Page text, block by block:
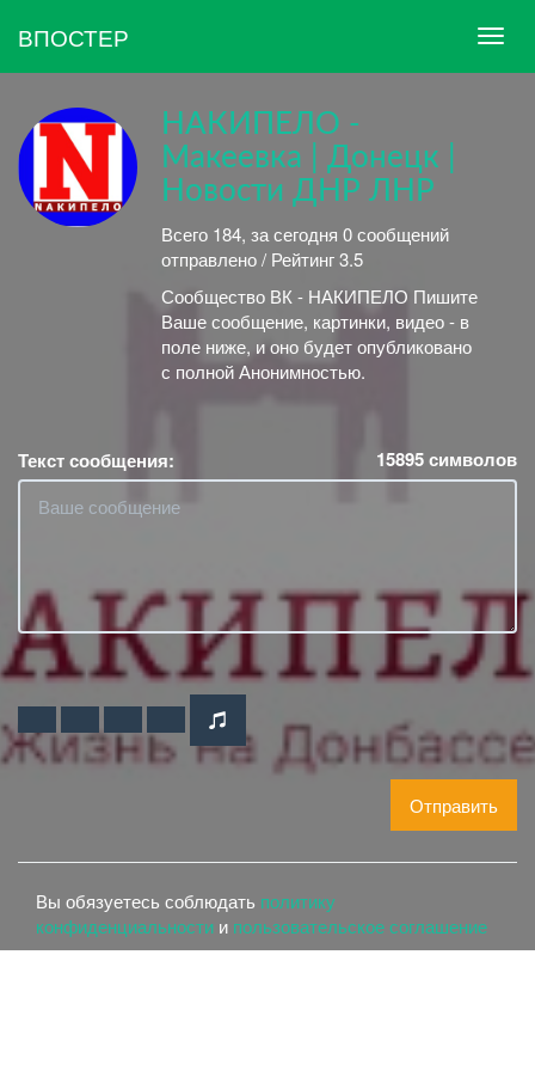
ВПОСТЕР
НАКИПЕЛО -
Макеевка | Донецк |
Новости ДНР ЛНР
Всего 184, за сегодня 0 сообщений
отправлено / Рейтинг 3.5
Сообщество ВК - НАКИПЕЛО Пишите
Ваше сообщение, картинки, видео - в
поле ниже, и оно будет опубликовано
с полной Анонимностью.
Текст сообщения: 15895символов
Отправить
Вы обязуетесь соблюдать политику
конфиденциальности и пользовательское соглашение